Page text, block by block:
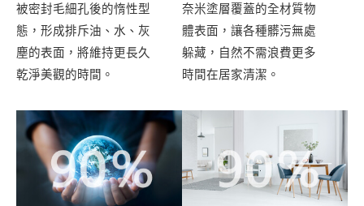
被密封毛細孔後的惰性型
態，形成排斥油、水、灰
塵的表面，將維持更長久
乾淨美觀的時間。
奈米塗層覆蓋的全材質物
體表面，讓各種髒污無處
躲藏，自然不需浪費更多
時間在居家清潔。